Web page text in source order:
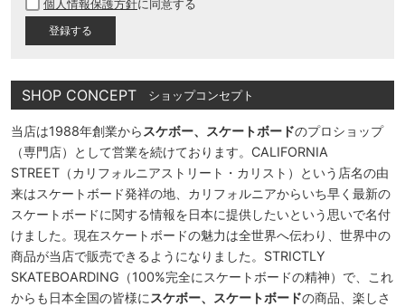
須
個人情報保護方針に同意する
SHOP CONCEPT ショップコンセプト
当店は1988年創業からスケボー、スケートボードのプロショップ
（専門店）として営業を続けております。CALIFORNIA
STREET（カリフォルニアストリート・カリスト）という店名の由
来はスケートボード発祥の地、カリフォルニアからいち早く最新の
スケートボードに関する情報を日本に提供したいという思いで名付
けました。現在スケートボードの魅力は全世界へ伝わり、世界中の
商品が当店で販売できるようになりました。STRICTLY
SKATEBOARDING（100%完全にスケートボードの精神）で、これ
からも日本全国の皆様にスケボー、スケートボードの商品、楽しさ